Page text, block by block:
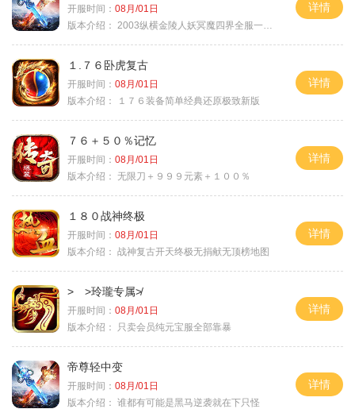
开服时间： 08月/01日
版本介绍： 2003纵横金陵人妖冥魔四界全服一切靠
详情
１.７６卧虎复古
开服时间： 08月/01日
版本介绍：
１７６装备简单经典还原极致新版
详情
７６＋５０％记忆
开服时间： 08月/01日
版本介绍： 无限刀＋９９９元素＋１００％
详情
１８０战神终极
开服时间： 08月/01日
版本介绍： 战神复古开天终极无捐献无顶榜地图
详情
> >玲瓏专属≯
开服时间： 08月/01日
版本介绍：
只卖会员纯元宝服全部靠暴
详情
帝尊轻中变
开服时间： 08月/01日
版本介绍： 谁都有可能是黑马逆袭就在下只怪
详情